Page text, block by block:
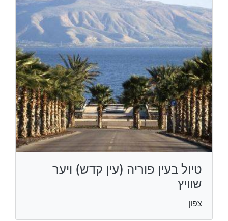
טיול בעין פוריה (עין קדש) ויער
שוויץ
צפון